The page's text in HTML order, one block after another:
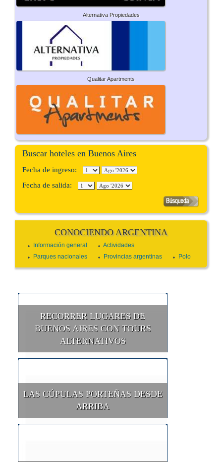
Alternativa Propiedades
Qualitar Apartments
Buscar hoteles en Buenos Aires
Fecha de ingreso:
Fecha de salida:
CONOCIENDO ARGENTINA
Información general
Actividades
Parques nacionales
Provincias argentinas Polo
RECORRER LUGARES DE
BUENOS AIRES CON TOURS
ALTERNATIVOS
LAS CÚPULAS PORTEÑAS DESDE
ARRIBA